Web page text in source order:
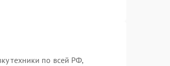
техники по всей РФ,